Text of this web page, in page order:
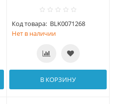
Код товара: BLK0071268
Нет в наличии
В КОРЗИНУ